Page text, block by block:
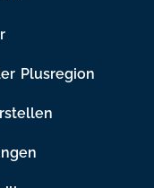
Plusregion